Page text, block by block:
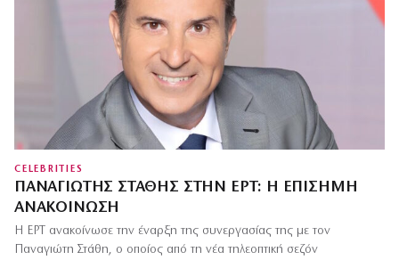
CELEBRITIES
ΠΑΝΑΓΙΏΤΗΣ ΣΤΆΘΗΣ ΣΤΗΝ ΕΡΤ: Η ΕΠΊΣΗΜΗ
ΑΝΑΚΟΊΝΩΣΗ
Η ΕΡΤ ανακοίνωσε την έναρξη της συνεργασίας της με τον
Παναγιώτη Στάθη, ο οποίος από τη νέα τηλεοπτική σεζόν